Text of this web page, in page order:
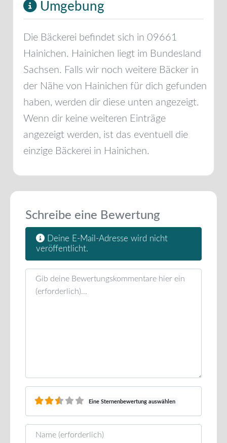
Umgebung
Die Bäckerei befindet sich in 09661
Hainichen. Hainichen liegt im Bundesland
Sachsen. Falls wir noch weitere Bäcker in
der Nähe von Hainichen für dich gefunden
haben, werden dir diese unten angezeigt.
Wenn dir keine weiteren Einträge
angezeigt werden, ist das eventuell die
einzige Bäckerei in Hainichen.
Schreibe eine Bewertung
Deine E-Mail-Adresse wird nicht
veröffentlicht.
Rezensionstext
Eine Sternenbewertung auswählen
Name